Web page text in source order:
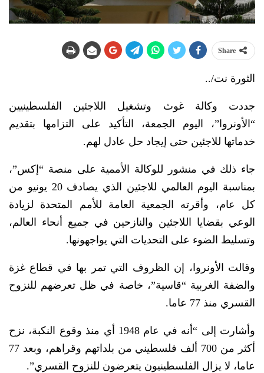
Share
الثورة نت/..
جددت وكالة غوث وتشغيل اللاجئين الفلسطينيين
“الأونروا”، اليوم الجمعة، التأكيد على التزامها بتقديم
خدماتها للاجئين حتى إيجاد حل عادل لهم.
جاء ذلك في منشور للوكالة الأممية على منصة “إكس”،
بمناسبة اليوم العالمي للاجئين الذي يصادف 20 يونيو من
كل عام، وأقرته الجمعية العامة للأمم المتحدة لزيادة
الوعي بقضايا اللاجئين والنازحين في جميع أنحاء العالم،
وتسليط الضوء على التحديات التي يواجهونها.
وقالت الأونروا، إن الظروف التي تمر بها في قطاع غزة
والضفة الغربية “قاسية”، خاصة في ظل تعرضهم للنزوح
القسري منذ 77 عاما.
وأشارت إلى “أنه في عام 1948 أي منذ وقوع النكبة، نزح
أكثر من 700 ألف فلسطيني من بلداتهم وقراهم، وبعد 77
عاما، لا يزال الفلسطينيون يتعرضون للنزوح القسري”.